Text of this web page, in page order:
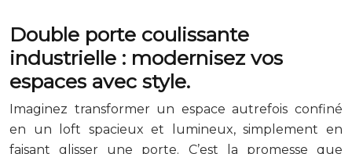
Double porte coulissante
industrielle : modernisez vos
espaces avec style.
Imaginez transformer un espace autrefois confiné
en un loft spacieux et lumineux, simplement en
faisant glisser une porte. C’est la promesse que